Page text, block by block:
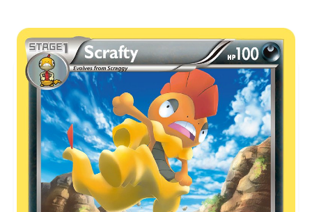
Aktueller Marktpreis
€0,53
Normal